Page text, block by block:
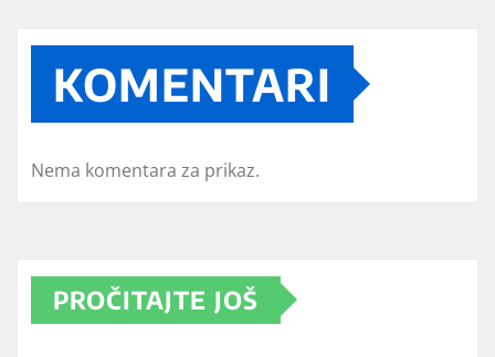
KOMENTARI
Nema komentara za prikaz.
PROČITAJTE JOŠ